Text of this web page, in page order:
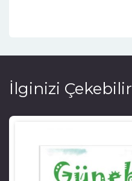
İlginizi Çekebilir